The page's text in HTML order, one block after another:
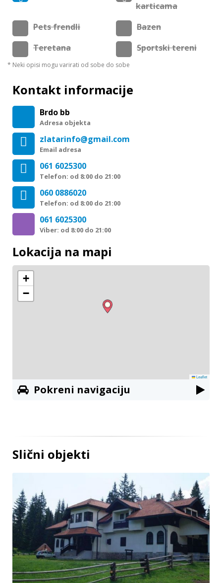
karticama
Pets frendli
Bazen
Teretana
Sportski tereni
* Neki opisi mogu varirati od sobe do sobe
Kontakt informacije
Brdo bb
Adresa objekta
zlatarinfo@gmail.com
Email adresa
061 6025300
Telefon: od 8:00 do 21:00
060 0886020
Telefon: od 8:00 do 21:00
061 6025300
Viber: od 8:00 do 21:00
Lokacija na mapi
+
−
Leaflet
Pokreni navigaciju
Slični objekti